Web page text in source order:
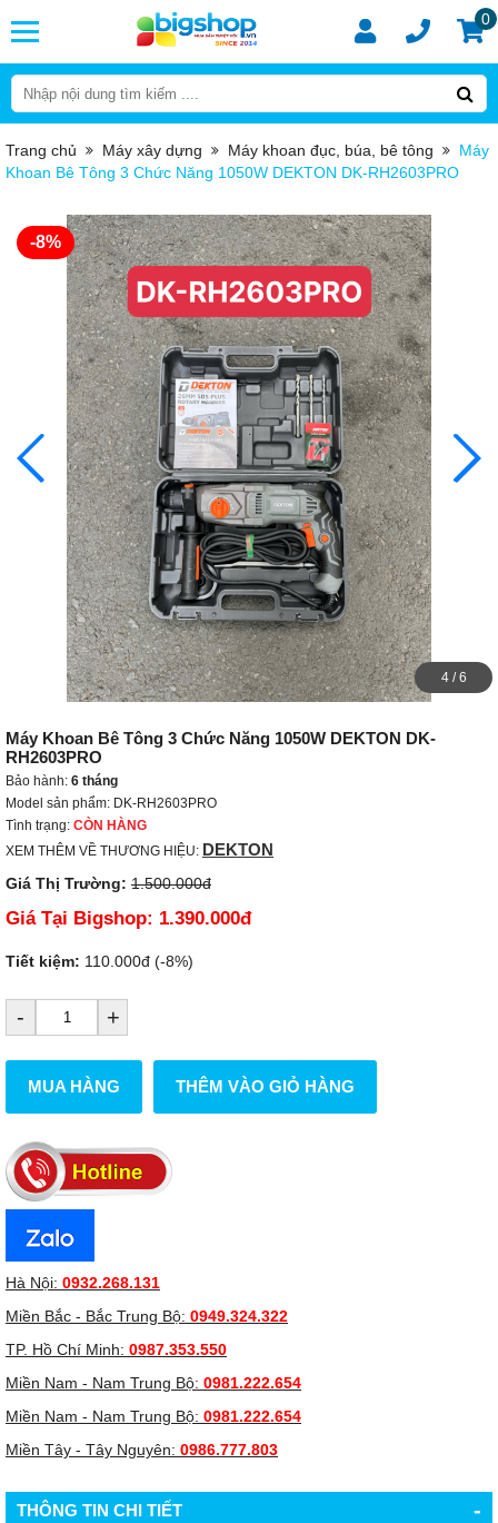
0
Trang chủ Máy xây dựng Máy khoan đục, búa, bê tông
Máy
Khoan Bê Tông 3 Chức Năng 1050W DEKTON DK-RH2603PRO
-8%
4/6
Máy Khoan Bê Tông 3 Chức Năng 1050W DEKTON DK-
RH2603PRO
Bảo hành: 6 tháng
Model sản phẩm: DK-RH2603PRO
Tình trạng: CÒN HÀNG
XEM THÊM VỀ THƯƠNG HIỆU: DEKTON
Giá Thị Trường: 1.500.000đ
Giá Tại Bigshop: 1.390.000đ
Tiết kiệm: 110.000đ (-8%)
- +
MUA HÀNG THÊM VÀO GIỎ HÀNG
Hà Nội: 0932.268.131
Miền Bắc - Bắc Trung Bộ: 0949.324.322
TP. Hồ Chí Minh: 0987.353.550
Miền Nam - Nam Trung Bộ: 0981.222.654
Miền Nam - Nam Trung Bộ: 0981.222.654
Miền Tây - Tây Nguyên: 0986.777.803
THÔNG TIN CHI TIẾT -